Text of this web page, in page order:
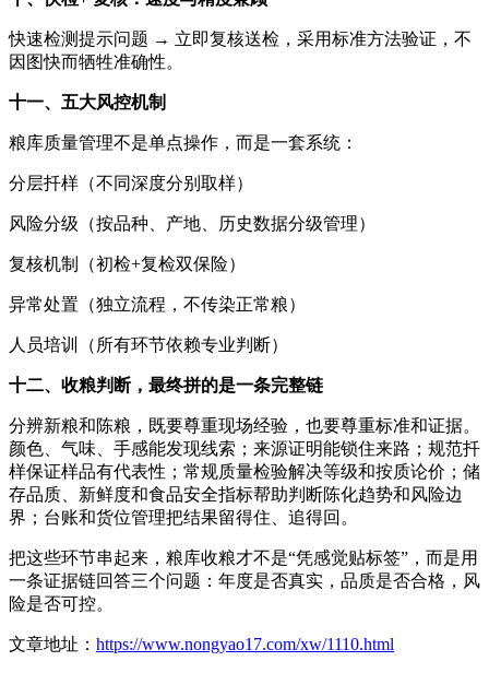
快速检测提示问题 → 立即复核送检，采用标准方法验证，不
因图快而牺牲准确性。
十一、五大风控机制
粮库质量管理不是单点操作，而是一套系统：
分层扦样（不同深度分别取样）
风险分级（按品种、产地、历史数据分级管理）
复核机制（初检+复检双保险）
异常处置（独立流程，不传染正常粮）
人员培训（所有环节依赖专业判断）
十二、收粮判断，最终拼的是一条完整链
分辨新粮和陈粮，既要尊重现场经验，也要尊重标准和证据。
颜色、气味、手感能发现线索；来源证明能锁住来路；规范扦
样保证样品有代表性；常规质量检验解决等级和按质论价；储
存品质、新鲜度和食品安全指标帮助判断陈化趋势和风险边
界；台账和货位管理把结果留得住、追得回。
把这些环节串起来，粮库收粮才不是“凭感觉贴标签”，而是用
一条证据链回答三个问题：年度是否真实，品质是否合格，风
险是否可控。
文章地址： https://www.nongyao17.com/xw/1110.html